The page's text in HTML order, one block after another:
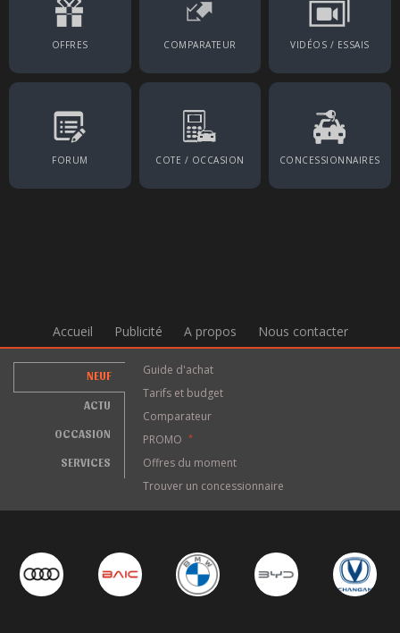
OFFRES COMPARATEUR VIDÉOS / ESSAIS
FORUM COTE / OCCASION CONCESSIONNAIRES
Accueil Publicité A propos Nous contacter
NEUF
ACTU
OCCASION
SERVICES
Guide d'achat
Tarifs et budget
Comparateur
PROMO
*
Offres du moment
Trouver un concessionnaire